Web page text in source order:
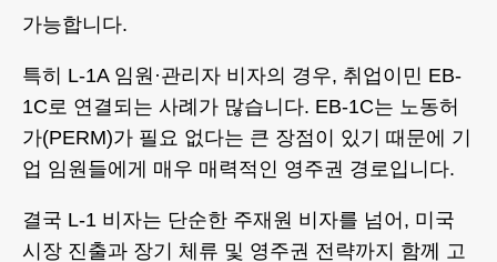
가능합니다.
특히 L-1A 임원·관리자 비자의 경우, 취업이민 EB-
1C로 연결되는 사례가 많습니다. EB-1C는 노동허
가(PERM)가 필요 없다는 큰 장점이 있기 때문에 기
업 임원들에게 매우 매력적인 영주권 경로입니다.
결국 L-1 비자는 단순한 주재원 비자를 넘어, 미국
시장 진출과 장기 체류 및 영주권 전략까지 함께 고